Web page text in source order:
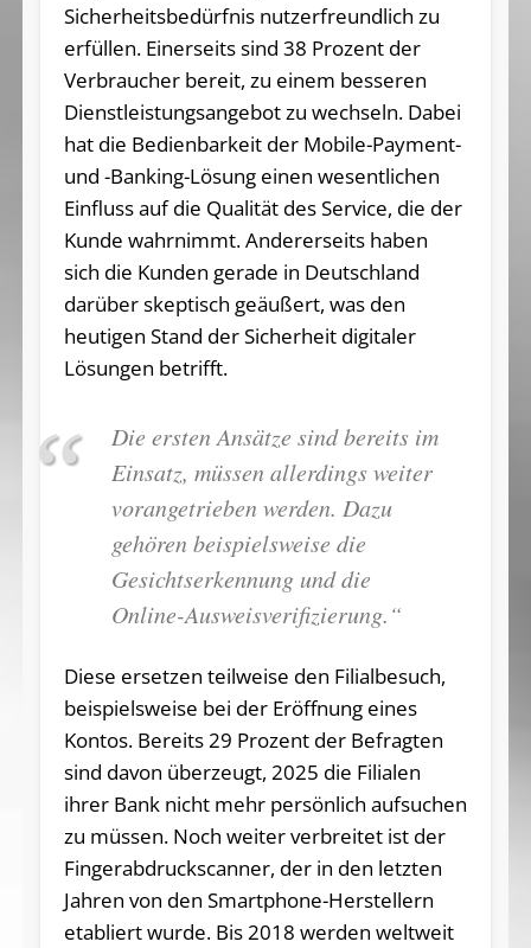
Sicherheitsbedürfnis nutzerfreundlich zu
erfüllen. Einerseits sind 38 Prozent der
Verbraucher bereit, zu einem besseren
Dienstleistungsangebot zu wechseln. Dabei
hat die Bedienbarkeit der Mobile-Payment-
und -Banking-Lösung einen wesentlichen
Einfluss auf die Qualität des Service, die der
Kunde wahrnimmt. Andererseits haben
sich die Kunden gerade in Deutschland
darüber skeptisch geäußert, was den
heutigen Stand der Sicherheit digitaler
Lösungen betrifft.
Die ersten Ansätze sind bereits im
Einsatz, müssen allerdings weiter
vorangetrieben werden. Dazu
gehören beispielsweise die
Gesichtserkennung und die
Online-Ausweisverifizierung.“
Diese ersetzen teilweise den Filialbesuch,
beispielsweise bei der Eröffnung eines
Kontos. Bereits 29 Prozent der Befragten
sind davon überzeugt, 2025 die Filialen
ihrer Bank nicht mehr persönlich aufsuchen
zu müssen. Noch weiter verbreitet ist der
Fingerabdruckscanner, der in den letzten
Jahren von den Smartphone-Herstellern
etabliert wurde. Bis 2018 werden weltweit